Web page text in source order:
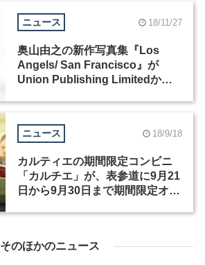
ニュース 18/11/27
奥山由之の新作写真集『Los
Angels/ San Francisco』が
Union Publishing Limitedから
ニュース 18/9/18
カルティエの期間限定コンビニ
「カルチエ」が、表参道に9月21
日から9月30日まで期間限定オー
そのほかのニュース